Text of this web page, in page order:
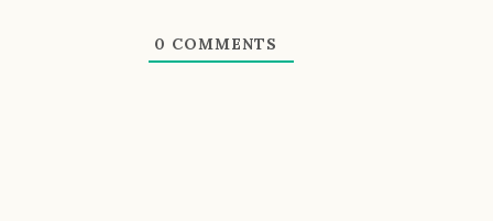
0 COMMENTS